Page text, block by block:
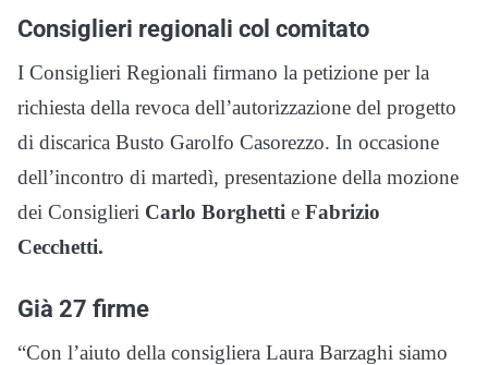
Consiglieri regionali col comitato
I Consiglieri Regionali firmano la petizione per la
richiesta della revoca dell’autorizzazione del progetto
di discarica Busto Garolfo Casorezzo. In occasione
dell’incontro di martedì, presentazione della mozione
dei Consiglieri Carlo Borghetti e Fabrizio
Cecchetti.
Già 27 firme
“Con l’aiuto della consigliera Laura Barzaghi siamo